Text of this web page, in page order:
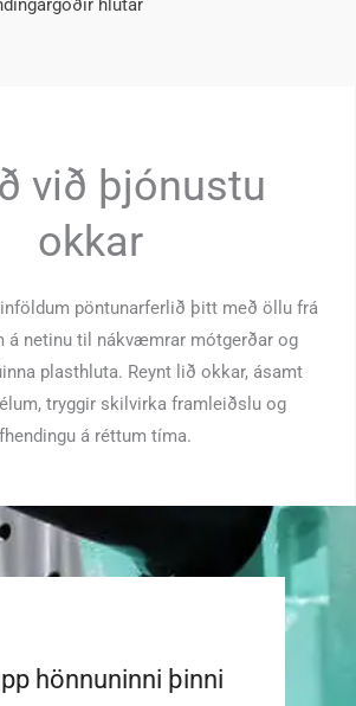
hlutar
við þjónustu
okkar
pöntunarferlið þitt með öllu frá
á netinu til nákvæmrar mótgerðar og
plasthluta. Reynt lið okkar, ásamt
tryggir skilvirka framleiðslu og
á réttum tíma.
hönnuninni þinni